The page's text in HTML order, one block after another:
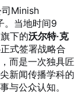
Minish
。当地时间9
下的沃尔特·克
式签署战略合
而是一次独具匠
新闻传播学科的
与公众认知。